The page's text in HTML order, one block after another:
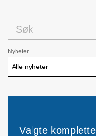
Nyheter
Alle nyheter
Valgte